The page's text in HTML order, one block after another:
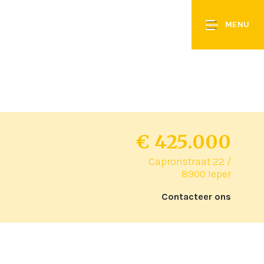
MENU
€ 425.000
Capronstraat 22 /
8900 Ieper
Contacteer ons